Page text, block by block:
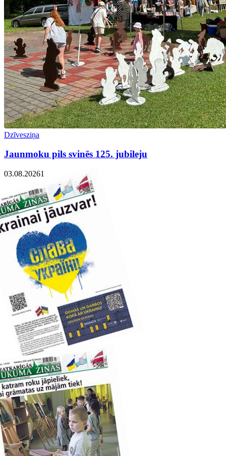
Dzīvesziņa
Jaunmoku pils svinēs 125. jubileju
03.08.20261